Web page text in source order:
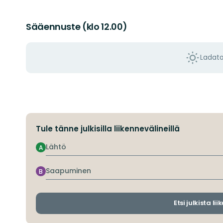
Sääennuste (klo 12.00)
Tule tänne julkisilla liikennevälineillä
Lähtö
A
Saapuminen
B
Etsi julkista